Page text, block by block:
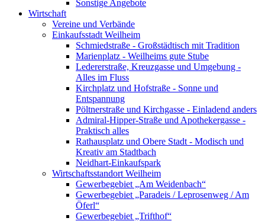
Sonstige Angebote
Wirtschaft
Vereine und Verbände
Einkaufsstadt Weilheim
Schmiedstraße - Großstädtisch mit Tradition
Marienplatz - Weilheims gute Stube
Ledererstraße, Kreuzgasse und Umgebung -
Alles im Fluss
Kirchplatz und Hofstraße - Sonne und
Entspannung
Pöltnerstraße und Kirchgasse - Einladend anders
Admiral-Hipper-Straße und Apothekergasse -
Praktisch alles
Rathausplatz und Obere Stadt - Modisch und
Kreativ am Stadtbach
Neidhart-Einkaufspark
Wirtschaftsstandort Weilheim
Gewerbegebiet „Am Weidenbach“
Gewerbegebiet „Paradeis / Leprosenweg / Am
Öferl“
Gewerbegebiet „Trifthof“